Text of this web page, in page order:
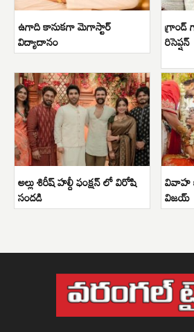
ఉగాది కానుకగా మెగాస్టార్
విద్యాదానం
గ్రాండ్
రిసెప్షన్
అల్లు శిరీష్ హల్దీ ఫంక్షన్ లో విరోషి
సందడి
వివాహ
విజయ్